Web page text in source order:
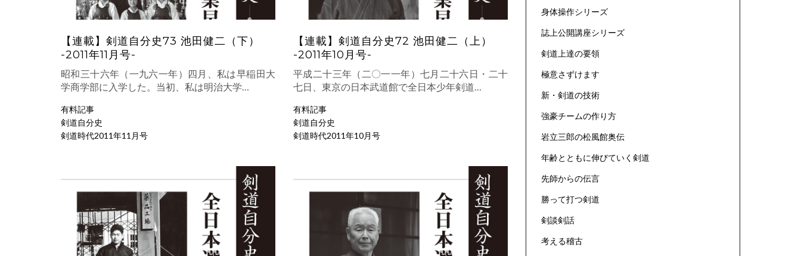
【連載】剣道自分史73 池田健二（下）
-2011年11月号-
昭和三十六年（一九六一年）四月、私は早稲田大
学商学部に入学した。当初、私は明治大学…
有料記事
剣道自分史
剣道時代2011年11月号
【連載】剣道自分史72 池田健二（上）
-2011年10月号-
平成二十三年（二〇一一年）七月二十六日・二十
七日、東京の日本武道館で全日本少年剣道…
有料記事
剣道自分史
剣道時代2011年10月号
身体操作シリーズ
誌上公開講座シリーズ
剣道上達の要領
極意さずけます
新・剣道の技術
強豪チームの作り方
岩立三郎の松風館奥伝
年齢とともに伸びていく剣道
先師からの伝言
勝って打つ剣道
剣談剣話
考える稽古